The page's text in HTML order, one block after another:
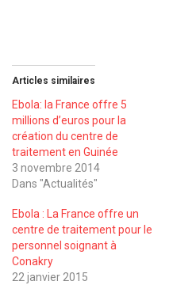
Articles similaires
Ebola: la France offre 5
millions d’euros pour la
création du centre de
traitement en Guinée
3 novembre 2014
Dans "Actualités"
Ebola : La France offre un
centre de traitement pour le
personnel soignant à
Conakry
22 janvier 2015